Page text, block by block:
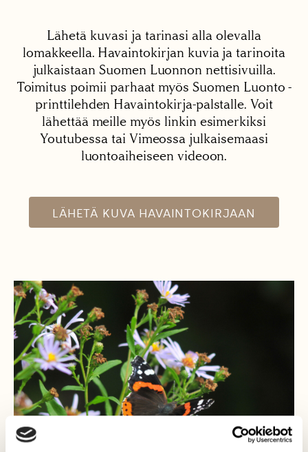
Lähetä kuvasi ja tarinasi alla olevalla
lomakkeella. Havaintokirjan kuvia ja tarinoita
julkaistaan Suomen Luonnon nettisivuilla.
Toimitus poimii parhaat myös Suomen Luonto -
printtilehden Havaintokirja-palstalle. Voit
lähettää meille myös linkin esimerkiksi
Youtubessa tai Vimeossa julkaisemaasi
luontoaiheiseen videoon.
LÄHETÄ KUVA HAVAINTOKIRJAAN